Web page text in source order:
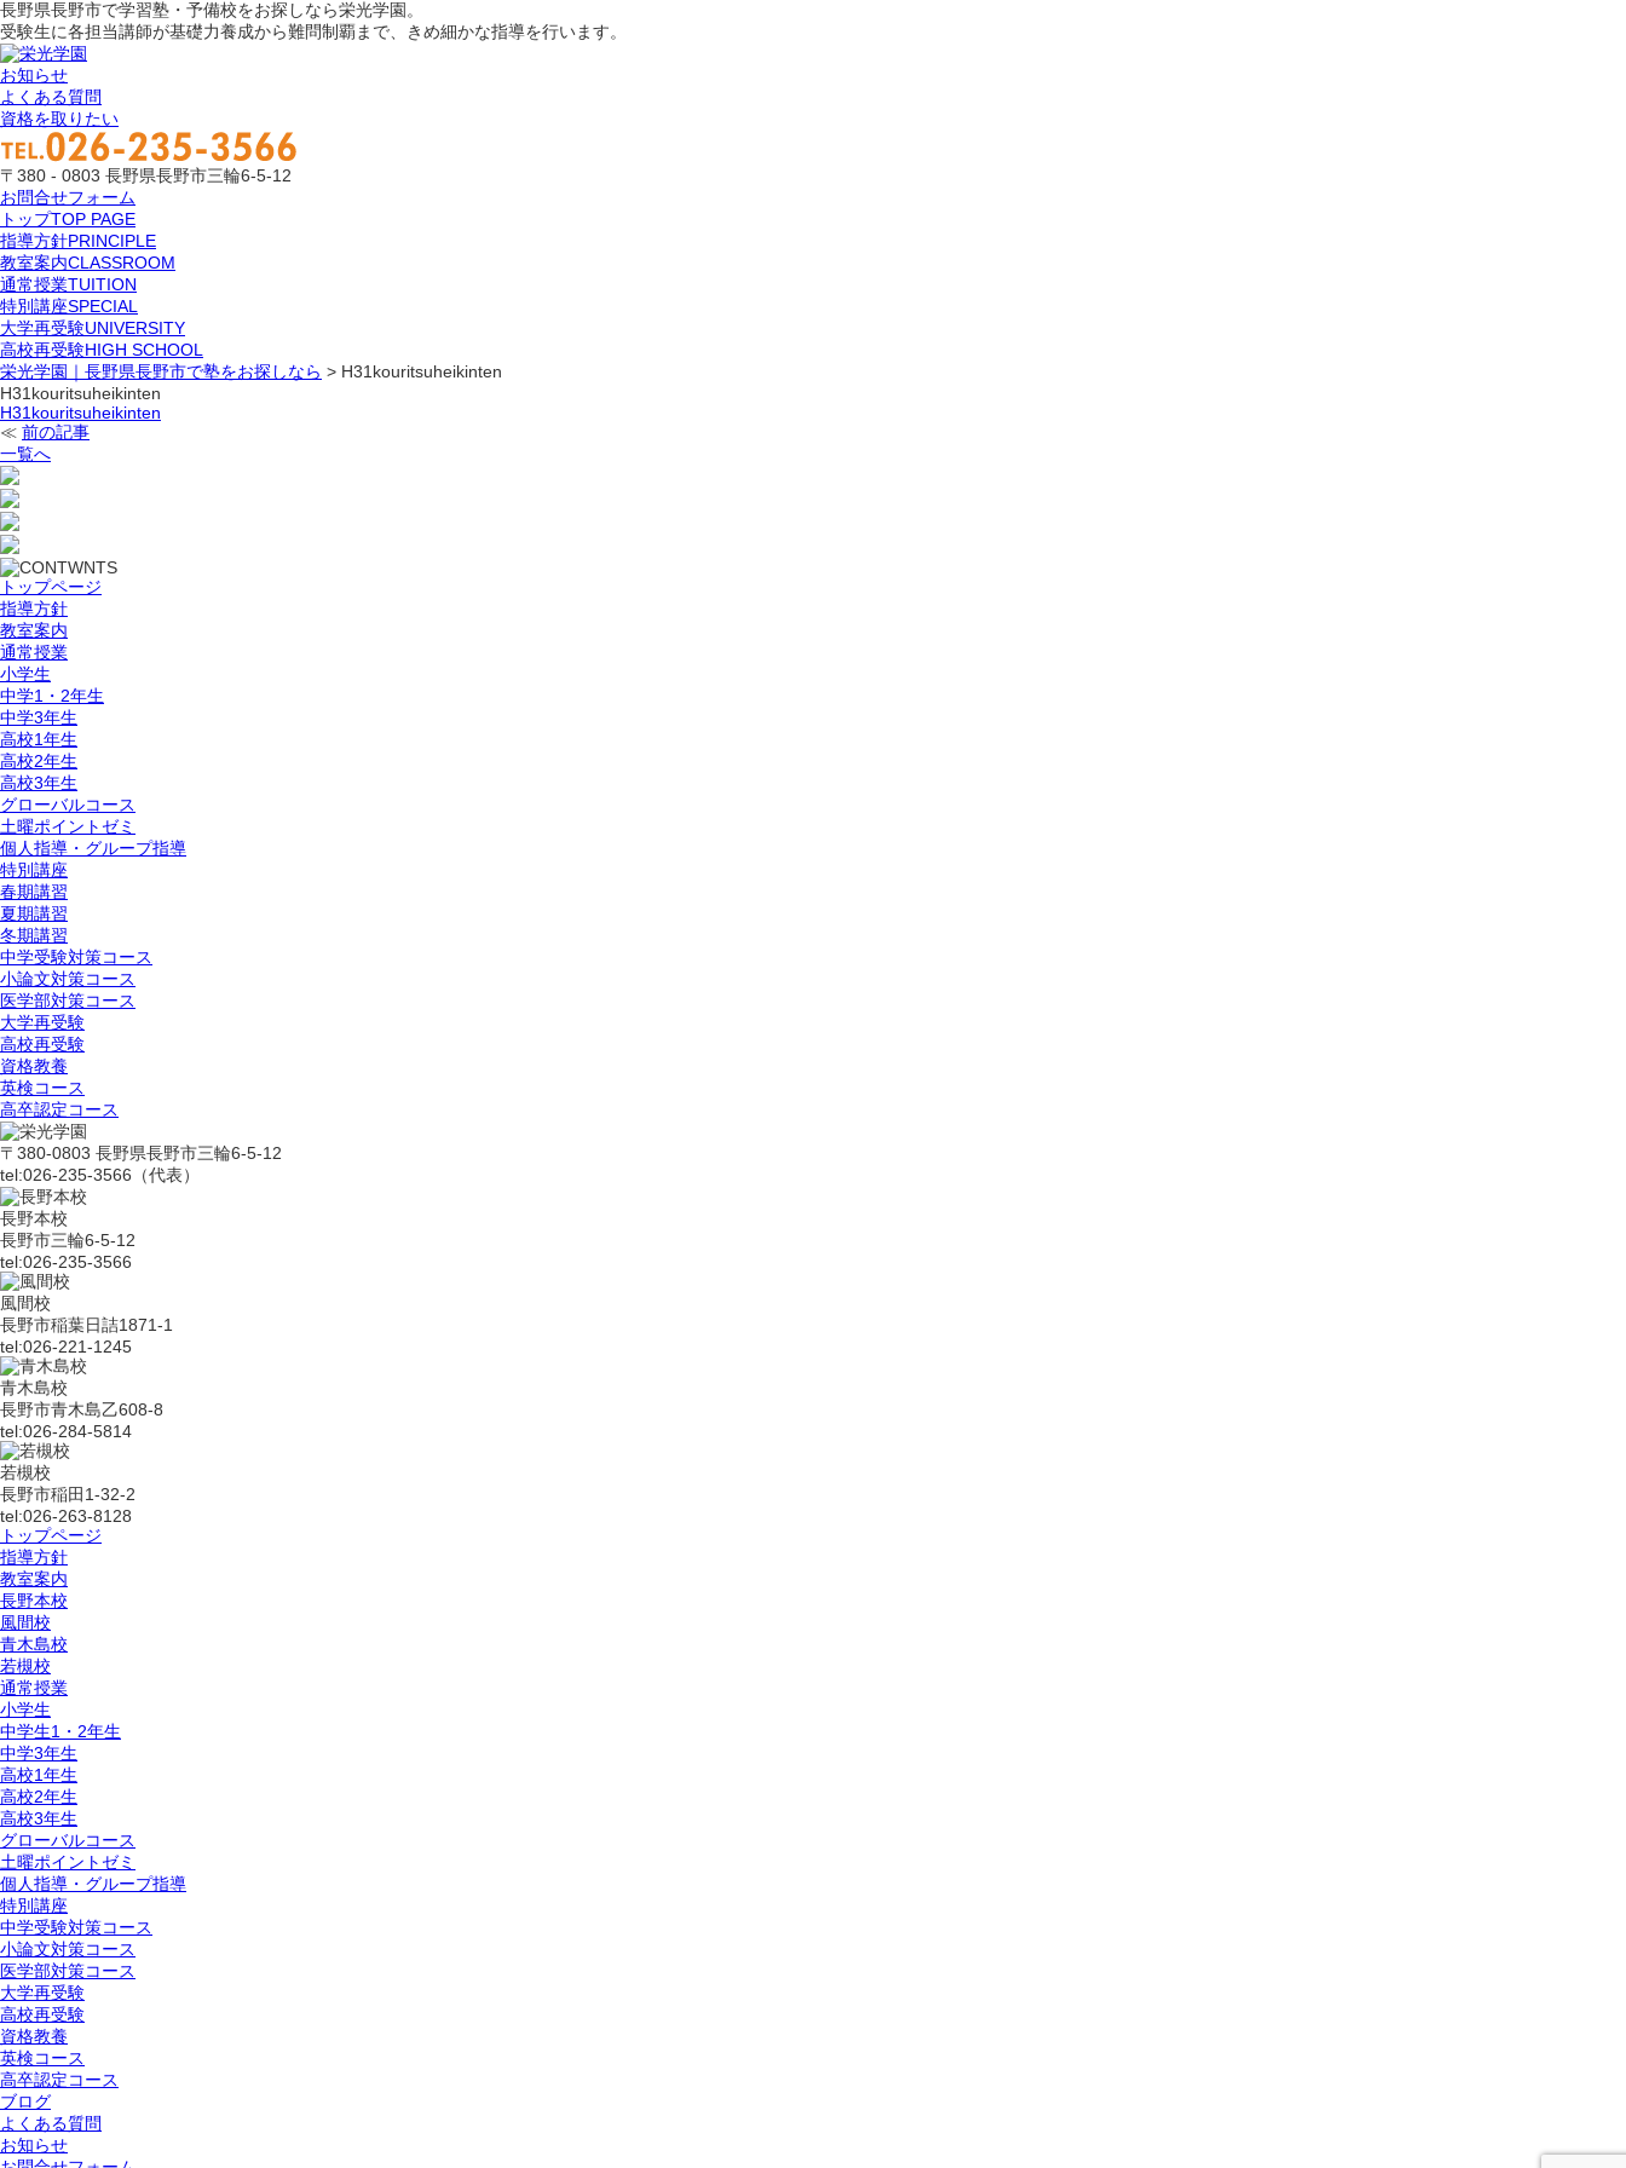
長野県長野市で学習塾・予備校をお探しなら栄光学園。
受験生に各担当講師が基礎力養成から難問制覇まで、きめ細かな指導を行います。
お知らせ
よくある質問
資格を取りたい
〒380 - 0803 長野県長野市三輪6-5-12
お問合せフォーム
トップTOP PAGE
指導方針PRINCIPLE
教室案内CLASSROOM
通常授業TUITION
特別講座SPECIAL
大学再受験UNIVERSITY
高校再受験HIGH SCHOOL
栄光学園｜長野県長野市で塾をお探しなら > H31kouritsuheikinten
H31kouritsuheikinten
H31kouritsuheikinten
≪ 前の記事
一覧へ
トップページ
指導方針
教室案内
通常授業
小学生
中学1・2年生
中学3年生
高校1年生
高校2年生
高校3年生
グローバルコース
土曜ポイントゼミ
個人指導・グループ指導
特別講座
春期講習
夏期講習
冬期講習
中学受験対策コース
小論文対策コース
医学部対策コース
大学再受験
高校再受験
資格教養
英検コース
高卒認定コース
〒380-0803 長野県長野市三輪6-5-12
tel:026-235-3566（代表）
長野本校
長野市三輪6-5-12
tel:026-235-3566
風間校
長野市稲葉日詰1871-1
tel:026-221-1245
青木島校
長野市青木島乙608-8
tel:026-284-5814
若槻校
長野市稲田1-32-2
tel:026-263-8128
トップページ
指導方針
教室案内
長野本校
風間校
青木島校
若槻校
通常授業
小学生
中学生1・2年生
中学3年生
高校1年生
高校2年生
高校3年生
グローバルコース
土曜ポイントゼミ
個人指導・グループ指導
特別講座
中学受験対策コース
小論文対策コース
医学部対策コース
大学再受験
高校再受験
資格教養
英検コース
高卒認定コース
ブログ
よくある質問
お知らせ